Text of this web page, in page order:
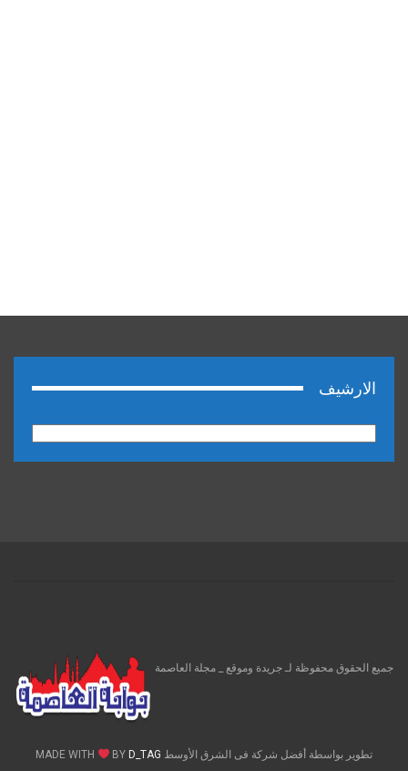
الارشيف
جميع الحقوق محفوظة لـ جريدة وموقع _ مجلة العاصمة
تطوير بواسطة أفضل شركة فى الشرق الأوسط MADE WITH BY D_TAG